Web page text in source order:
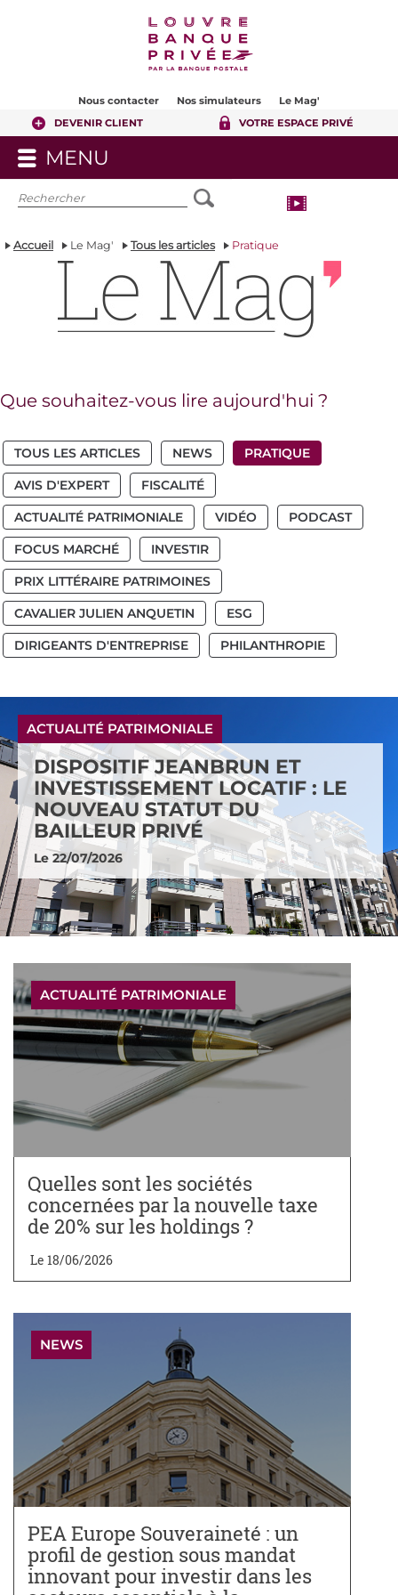
Nous contacter Nos simulateurs
Le Mag'
DEVENIR CLIENT
VOTRE ESPACE PRIVÉ
MENU
LE
MENU
Accueil Le Mag' Tous les articles Pratique
Que souhaitez-vous lire aujourd'hui ?
TOUS LES ARTICLES NEWS
PRATIQUE
AVIS D'EXPERT
FISCALITÉ
ACTUALITÉ PATRIMONIALE
VIDÉO
PODCAST
FOCUS MARCHÉ
INVESTIR
PRIX LITTÉRAIRE PATRIMOINES
CAVALIER JULIEN ANQUETIN
ESG
DIRIGEANTS D'ENTREPRISE
PHILANTHROPIE
ACTUALITÉ PATRIMONIALE
DISPOSITIF JEANBRUN ET
INVESTISSEMENT LOCATIF : LE
NOUVEAU STATUT DU
BAILLEUR PRIVÉ
Le 22/07/2026
ACTUALITÉ PATRIMONIALE
Quelles sont les sociétés
concernées par la nouvelle taxe
de 20% sur les holdings ?
Le 18/06/2026
NEWS
PEA Europe Souveraineté : un
profil de gestion sous mandat
innovant pour investir dans les